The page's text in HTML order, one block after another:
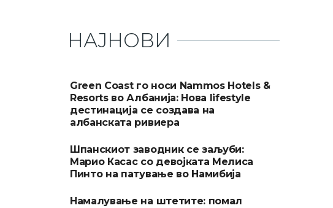
НАЈНОВИ
Green Coast го носи Nammos Hotels &
Resorts во Албанија: Нова lifestyle
дестинација се создава на
албанската ривиера
Шпанскиот заводник се заљуби:
Марио Касас со девојката Мелиса
Пинто на патување во Намибија
Намалување на штетите: помал